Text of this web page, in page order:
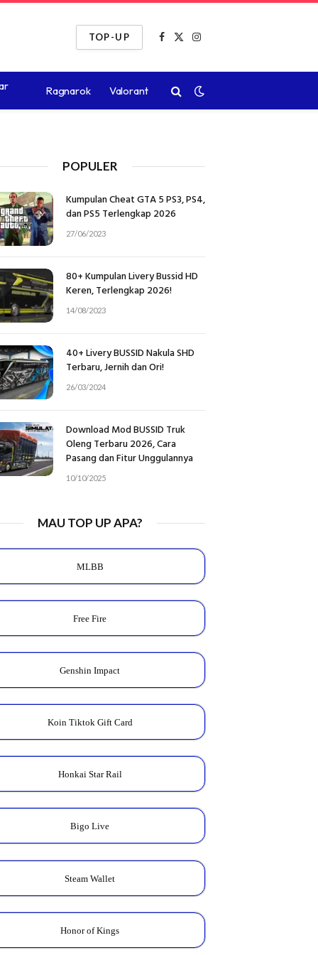
TOP-UP
Facebook
X
Instagram
Ragnarok Valorant
POPULER
Kumpulan Cheat GTA 5 PS3, PS4,
dan PS5 Terlengkap 2026
27/06/2023
80+ Kumpulan Livery Bussid HD
Keren, Terlengkap 2026!
14/08/2023
40+ Livery BUSSID Nakula SHD
Terbaru, Jernih dan Ori!
26/03/2024
Download Mod BUSSID Truk
Oleng Terbaru 2026, Cara
Pasang dan Fitur Unggulannya
10/10/2025
MAU TOP UP APA?
MLBB
Free Fire
Genshin Impact
Koin Tiktok Gift Card
Honkai Star Rail
Bigo Live
Steam Wallet
Honor of Kings